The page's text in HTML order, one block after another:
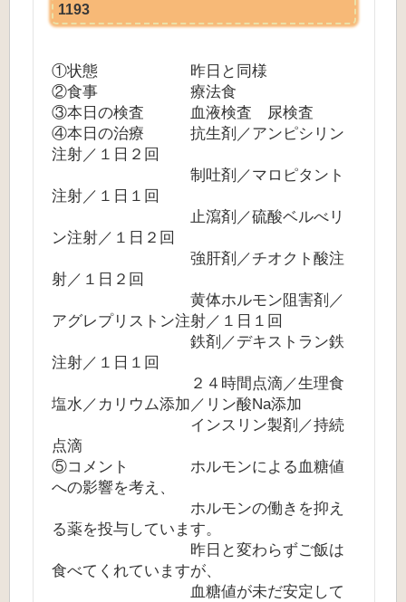
1193
①状態 昨日と同様
②食事 療法食
③本日の検査 血液検査 尿検査
④本日の治療 抗生剤／アンピシリン
注射／１日２回
制吐剤／マロピタント
注射／１日１回
止瀉剤／硫酸ベルべリ
ン注射／１日２回
強肝剤／チオクト酸注
射／１日２回
黄体ホルモン阻害剤／
アグレプリストン注射／１日１回
鉄剤／デキストラン鉄
注射／１日１回
２４時間点滴／生理食
塩水／カリウム添加／リン酸Na添加
インスリン製剤／持続
点滴
⑤コメント ホルモンによる血糖値
への影響を考え、
ホルモンの働きを抑え
る薬を投与しています。
昨日と変わらずご飯は
食べてくれていますが、
血糖値が未だ安定して